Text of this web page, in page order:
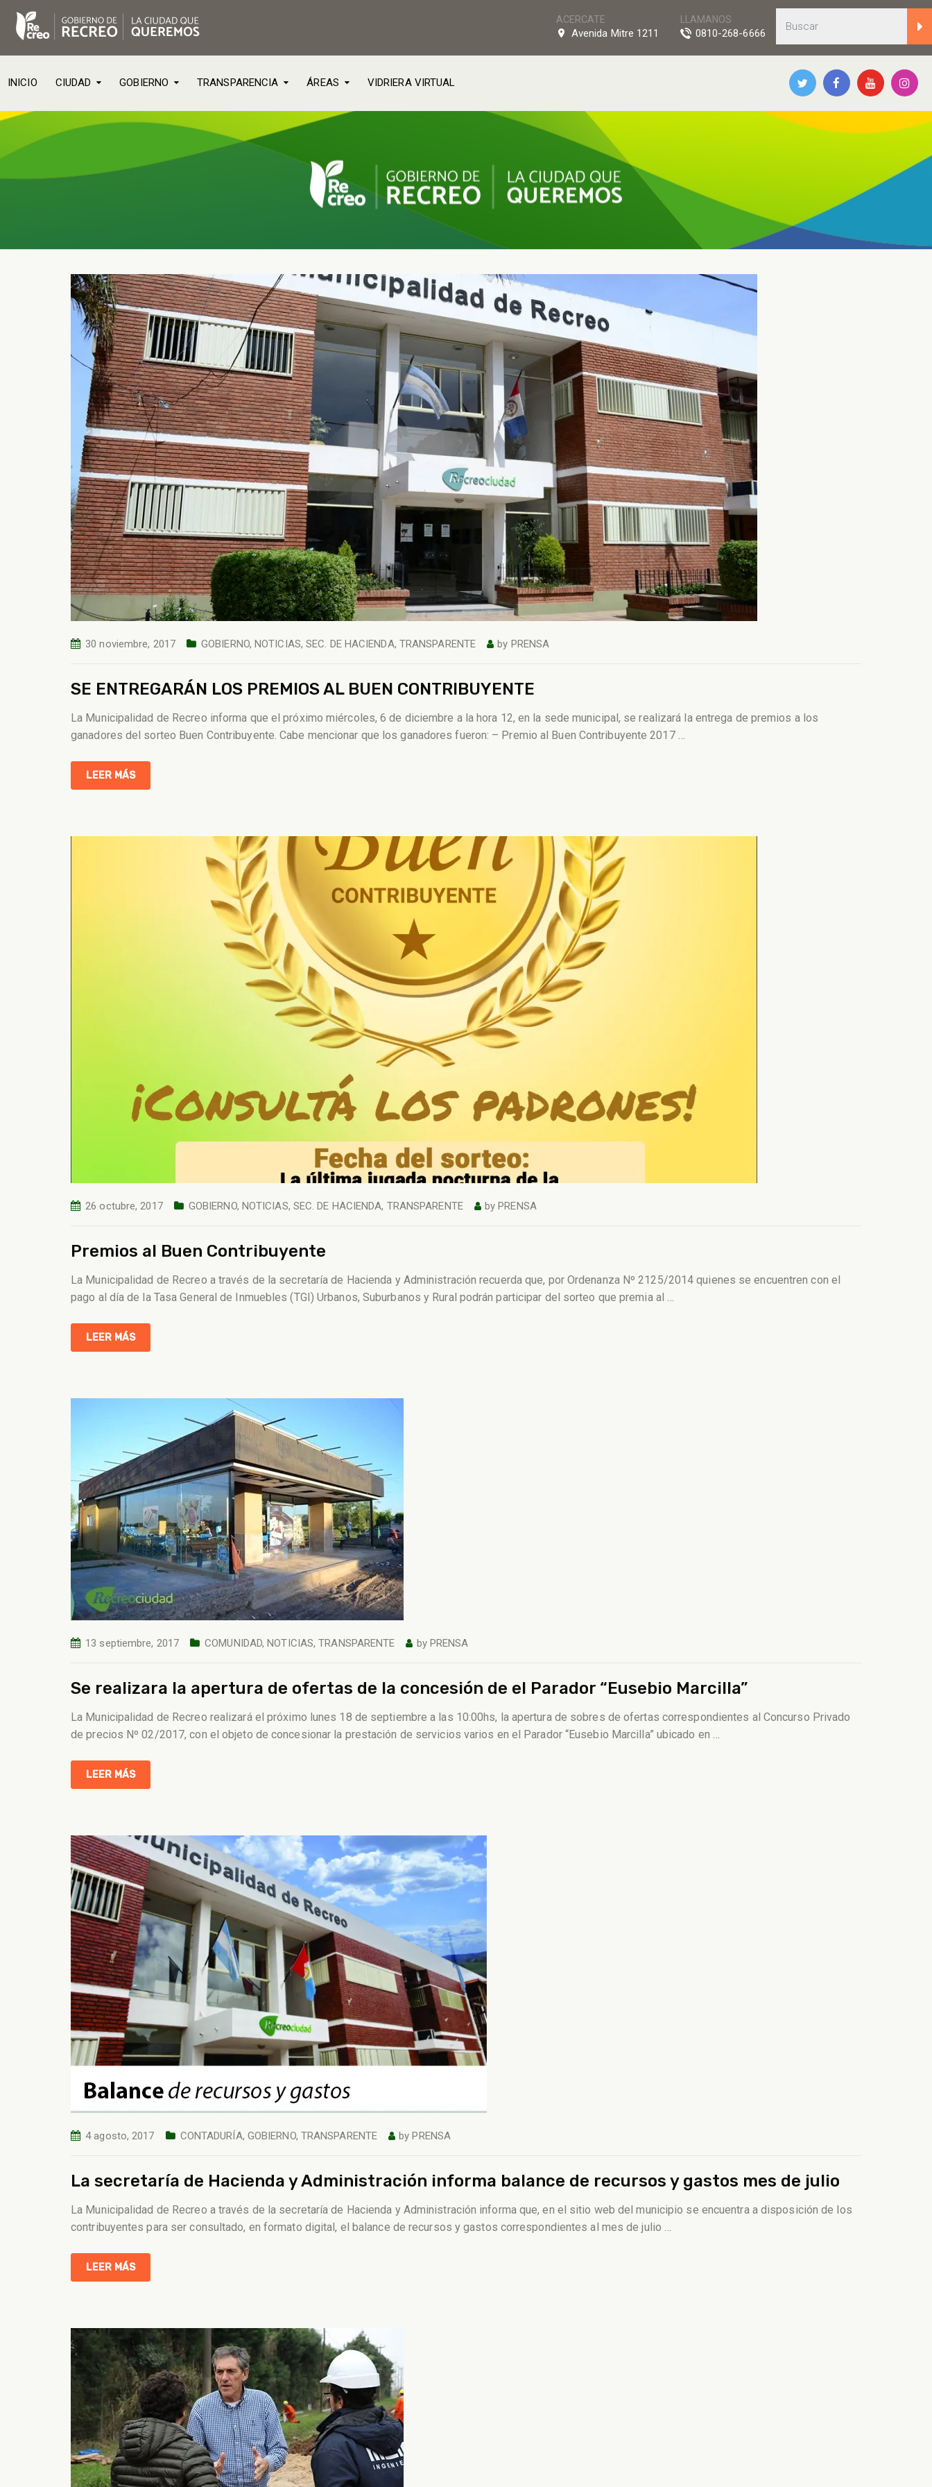
LLAMANOS
0810-268-6666
ACERCATE
Avenida Mitre 1211
INICIO CIUDAD GOBIERNO TRANSPARENCIA ÁREAS VIDRIERA VIRTUAL
30 noviembre, 2017 GOBIERNO,NOTICIAS,SEC. DE HACIENDA, TRANSPARENTE by PRENSA
SE ENTREGARÁN LOS PREMIOS AL BUEN CONTRIBUYENTE
La Municipalidad de Recreo informa que el próximo miércoles, 6 de diciembre a la hora 12, en la sede municipal, se realizará la entrega de premios a los
ganadores del sorteo Buen Contribuyente. Cabe mencionar que los ganadores fueron: – Premio al Buen Contribuyente 2017 …
LEER MÁS
26 octubre, 2017 GOBIERNO, NOTICIAS, SEC. DE HACIENDA, TRANSPARENTE byPRENSA
Premios al Buen Contribuyente
La Municipalidad de Recreo a través de la secretaría de Hacienda y Administración recuerda que, por Ordenanza Nº 2125/2014 quienes se encuentren con el
pago al día de la Tasa General de Inmuebles (TGI) Urbanos, Suburbanos y Rural podrán participar del sorteo que premia al…
LEER MÁS
13 septiembre, 2017 COMUNIDAD,NOTICIAS,TRANSPARENTE by PRENSA
Se realizara la apertura de ofertas de la concesión de el Parador “Eusebio Marcilla”
La Municipalidad de Recreo realizará el próximo lunes 18 de septiembre a las 10:00hs, la apertura de sobres de ofertas correspondientes al Concurso Privado
de precios Nº 02/2017, con el objeto de concesionar la prestación de servicios varios en el Parador “Eusebio Marcilla” ubicado en …
LEER MÁS
4 agosto, 2017 CONTADURÍA, GOBIERNO, TRANSPARENTE byPRENSA
La secretaría de Hacienda y Administración informa balance de recursos y gastos mes de julio
La Municipalidad de Recreo a través de la secretaría de Hacienda y Administración informa que, en el sitio web del municipio se encuentra a disposición de los
contribuyentes para ser consultado, en formato digital, el balance de recursos y gastos correspondientes al mes de julio…
LEER MÁS